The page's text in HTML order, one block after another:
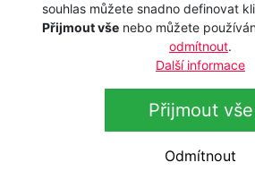
souhlas můžete snadno definovat
Přijmout vše nebo můžete
odmítnout.
Další informace
Přijmout vše
Odmítnout
Kartáč KELLER 096
oliva - kulatý
480 Kč s DPH
396,69 Kč
Kartáč KELLER